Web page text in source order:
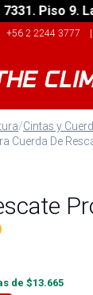
Piso 9. Las
+56 2 2244 3777 |
/Cintas y
Cuerda De
de $13.665